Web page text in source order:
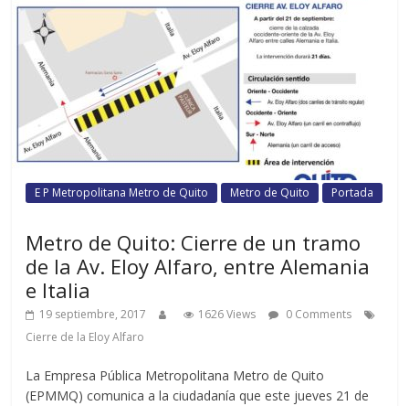
E P Metropolitana Metro de Quito Metro de Quito Portada
Metro de Quito: Cierre de un tramo
de la Av. Eloy Alfaro, entre Alemania
e Italia
19 septiembre, 2017 1626 Views
0 Comments
Cierre de la Eloy Alfaro
La Empresa Pública Metropolitana Metro de Quito
(EPMMQ) comunica a la ciudadanía que este jueves 21 de